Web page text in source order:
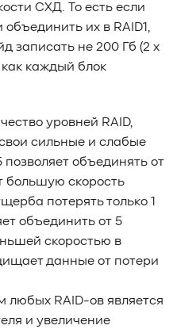
СХД. То есть если
объединить их в RAID1,
записать не 200 Гб (2 х
как каждый блок
уровней RAID,
сильные и слабые
объединять от
большую скорость
потерять только 1
объединить от 5
скоростью в
данные от потери
RAID-ов является
и увеличение